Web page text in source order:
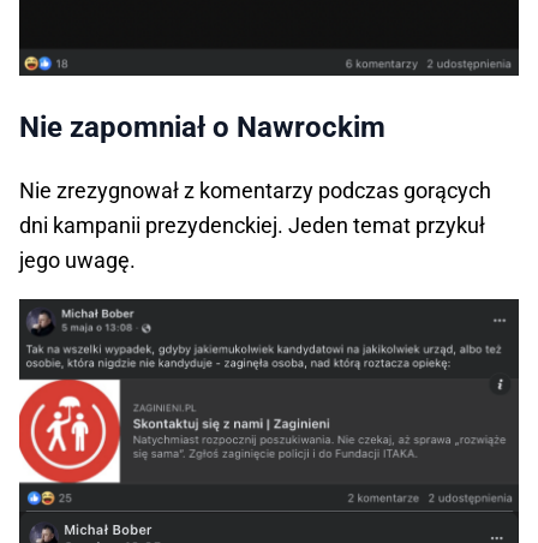
Nie zapomniał o Nawrockim
Nie zrezygnował z komentarzy podczas gorących
dni kampanii prezydenckiej. Jeden temat przykuł
jego uwagę.